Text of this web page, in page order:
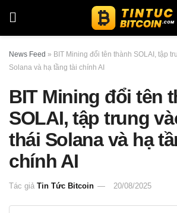
News Feed » BIT Mining đổi tên thành SOLAI, tập
Solana và hạ tầng tài chính AI
BIT Mining đổi tên
SOLAI, tập trung
thái Solana và hạ
chính AI
Tác giả Tin Tức Bitcoin 20/08/2025